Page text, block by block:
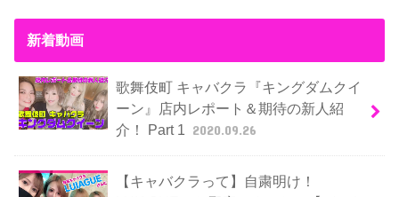
新着動画
歌舞伎町 キャバクラ『キングダムクイ
ーン』店内レポート＆期待の新人紹
介！ Part 1 2020.09.26
【キャバクラって】自粛明け！